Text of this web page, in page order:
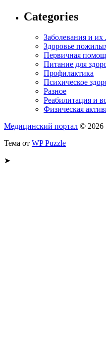
Categories
Заболевания и их
Здоровье
Первичная
Питание для
Профилактика
Психическое
Разное
Реабилитация и
Физическая
Медицинский портал © 2026
Тема от WP Puzzle
➤